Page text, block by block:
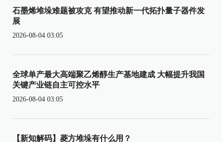
石墨烯堆垛难题被攻克 有望推动新一代拓扑量子器件发
展
2026-08-04 03:05
全球单产最大高端聚乙烯醇生产基地建成 大幅提升我国
关键产业链自主可控水平
2026-08-04 03:05
【新知解码】菱方堆垛有什么用？